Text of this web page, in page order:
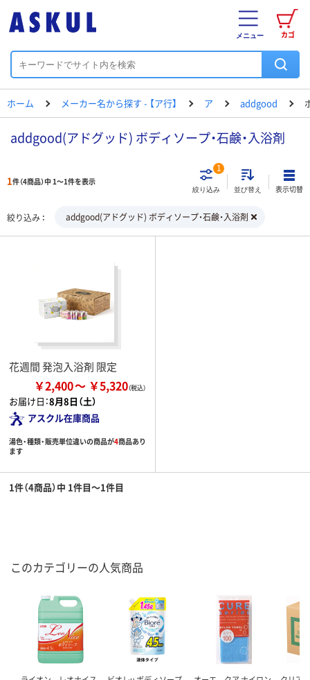
カゴ
メニュー
ホーム メーカー名から探す - 【ア行】 ア addgood
addgood(アドグッド) ボディソープ・石鹸・入浴剤
1件（4商品）中 1～1件を表示
絞り込み
1
並び替え 表示切替
絞り込み addgood(アドグッド) ボディソープ・石鹸・入浴剤
花週間 発泡入浴剤 限定
￥2,400 ￥5,320
お届け日：8月8日（土）
アスクル在庫商品
湯色・種類・販売単位違いの商品が4商品あり
ます
1件（4商品）中 1件目～1件目
このカテゴリーの人気商品